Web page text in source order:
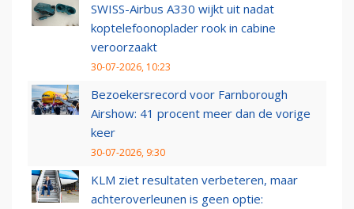
SWISS-Airbus A330 wijkt uit nadat
koptelefoonoplader rook in cabine
veroorzaakt
30-07-2026, 10:23
Bezoekersrecord voor Farnborough
Airshow: 41 procent meer dan de vorige
keer
30-07-2026, 9:30
KLM ziet resultaten verbeteren, maar
achteroverleunen is geen optie: